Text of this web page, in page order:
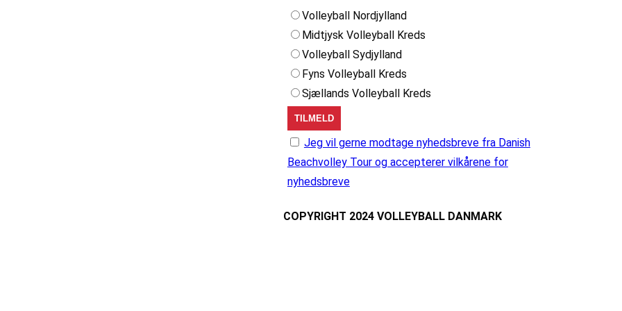
Volleyball Nordjylland
Midtjysk Volleyball Kreds
Volleyball Sydjylland
Fyns Volleyball Kreds
Sjællands Volleyball Kreds
Jeg vil gerne modtage nyhedsbreve fra Danish
Beachvolley Tour og accepterer vilkårene for
nyhedsbreve
COPYRIGHT 2024 VOLLEYBALL DANMARK